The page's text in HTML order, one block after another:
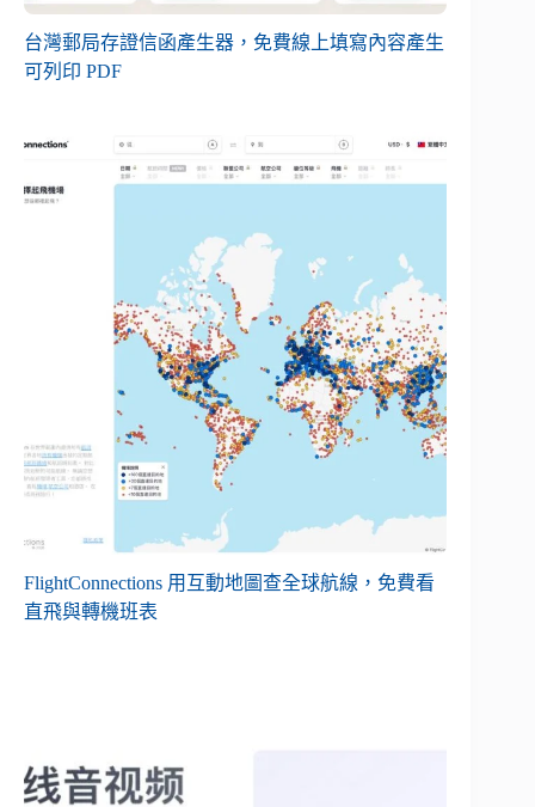
台灣郵局存證信函產生器，免費線上填寫內容產生
可列印 PDF
FlightConnections 用互動地圖查全球航線，免費看
直飛與轉機班表